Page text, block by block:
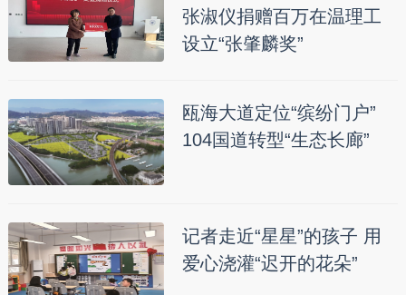
张淑仪捐赠百万在温理工
设立“张肇麟奖”
瓯海大道定位“缤纷门户”
104国道转型“生态长廊”
记者走近“星星”的孩子 用
爱心浇灌“迟开的花朵”